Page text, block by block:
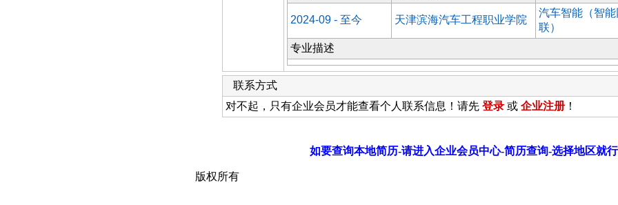
2024-09 - 至今 天津滨海汽车工程职业学院
汽车智能（智能
联）
专业描述
联系方式
对不起，只有企业会员才能查看个人联系信息！请先 登录 或 企业注册 ！
如要查询本地简历-请进入企业会员中心-简历查询-选择地区就行
版权所有